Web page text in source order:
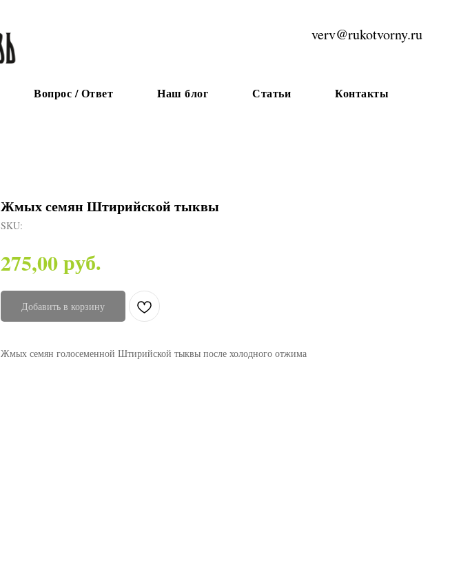
verv@rukotvorny.ru
Вопрос / Ответ Наш блог Статьи Контакты
Жмых семян Штирийской тыквы
SKU:
275,00руб.
Добавить в корзину
Жмых семян голосеменной Штирийской тыквы после холодного отжима